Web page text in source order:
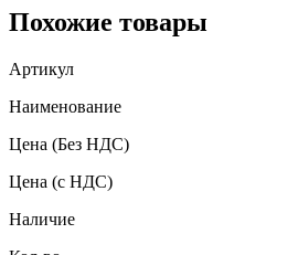
Похожие товары
Артикул
Наименование
Цена (Без НДС)
Цена (с НДС)
Наличие